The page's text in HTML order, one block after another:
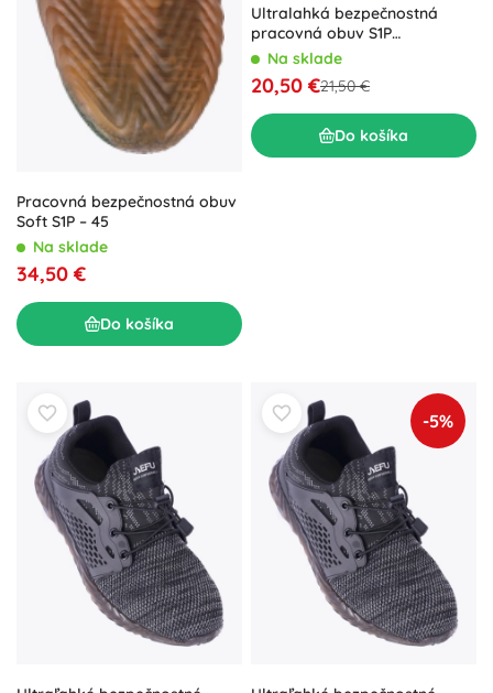
Pracovná bezpečnostná obuv
Soft S1P – 45
Na sklade
34,50 €
Do košíka
Ultralahká bezpečnostná
pracovná obuv S1P
námornícka – veľ. 46
Na sklade
20,50 €21,50 €
Do košíka
-5%